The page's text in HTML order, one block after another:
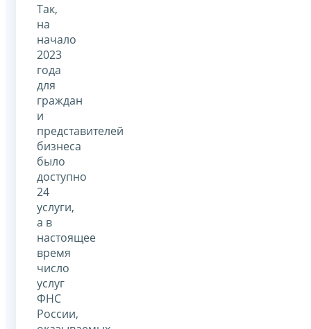
Так,
на
начало
2023
года
для
граждан
и
представителей
бизнеса
было
доступно
24
услуги,
а в
настоящее
время
число
услуг
ФНС
России,